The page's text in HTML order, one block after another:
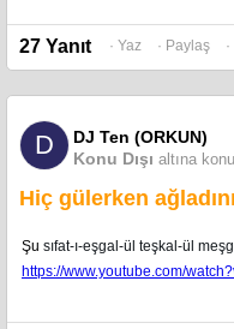
27 Yanıt · Yaz · Paylaş
D
DJ Ten (ORKUN)
Konu Dışı altına
Hiç gülerken
Şu sıfat-ı-eşgal-ül teşkal-ül
https://www.youtube.com/